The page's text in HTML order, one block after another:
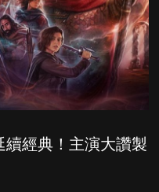
續經典！主演大讚製